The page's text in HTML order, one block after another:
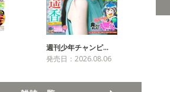
週刊少年チャンピ…
発売日：2026.08.06